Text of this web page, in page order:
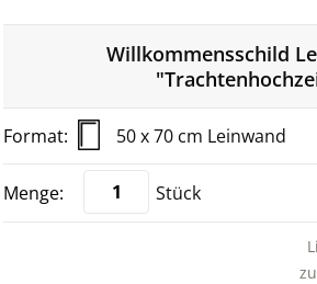
Willkommensschild
50 x 70 cm Leinwand
Stück